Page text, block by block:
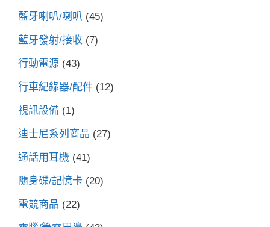
藍牙喇叭/喇叭 (45)
藍牙發射/接收 (7)
行動電源 (43)
行車紀錄器/配件 (12)
視訊設備 (1)
迪士尼系列商品 (27)
通話用耳機 (41)
隨身碟/記憶卡 (20)
電競商品 (22)